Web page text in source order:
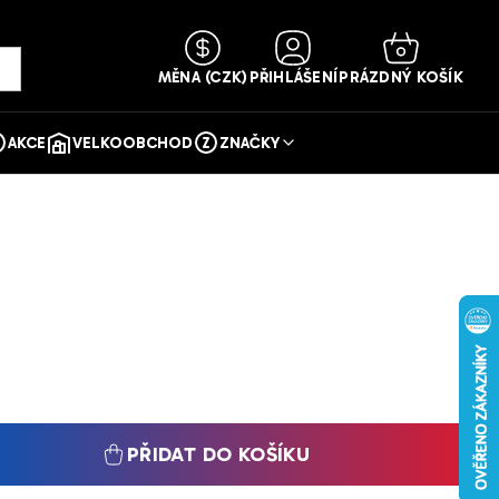
MĚNA (CZK) PŘIHLÁŠENÍ
NÁKUPNÍ
KOŠÍK
PRÁZDNÝ KOŠÍK
AKCE VELKOOBCHOD ZNAČKY
PŘIDAT DO KOŠÍKU